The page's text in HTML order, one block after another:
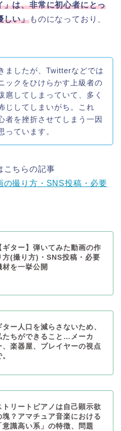
」は、非常に初心者にとっ
しい」ものになっており、
ましたが、Twitterなどでは
ックをひけらかす上級者の
扈してしまっていて、多く
じしてしまいがち。これ
者を挫折させてしまう一因
ています。
こちらの記事
の撮り方・SNS投稿・必要
ギター】弾いてみた動画の作
方(撮り方)・SNS投稿・必要
材を一挙公開
ター人口を減らさないため、
たちができること…メーカ
、楽器屋、プレイヤーの視点
トリートピアノは自己顕示欲
塊？アマチュア音楽における
意識高い系」の特徴、問題